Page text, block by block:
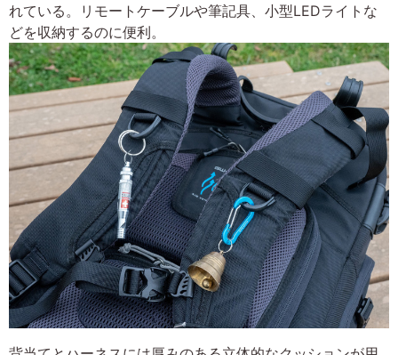
れている。リモートケーブルや筆記具、小型LEDライトな
どを収納するのに便利。